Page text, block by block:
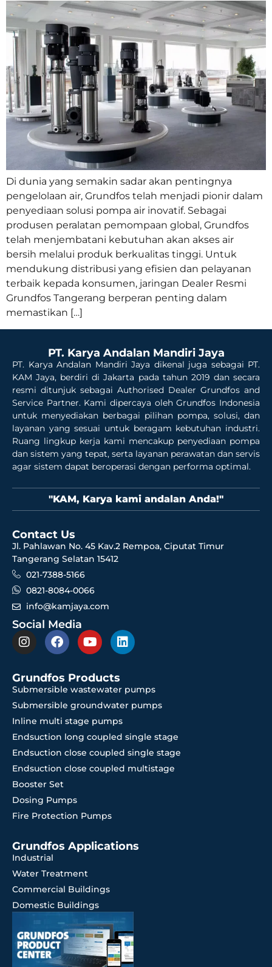
Di dunia yang semakin sadar akan pentingnya
pengelolaan air, Grundfos telah menjadi pionir dalam
penyediaan solusi pompa air inovatif. Sebagai
produsen peralatan pemompaan global, Grundfos
telah menjembatani kebutuhan akan akses air
bersih melalui produk berkualitas tinggi. Untuk
mendukung distribusi yang efisien dan pelayanan
terbaik kepada konsumen, jaringan Dealer Resmi
Grundfos Tangerang berperan penting dalam
memastikan […]
PT. Karya Andalan Mandiri Jaya
PT. Karya Andalan Mandiri Jaya dikenal juga sebagai PT.
KAM Jaya, berdiri di Jakarta pada tahun 2019 dan secara
resmi ditunjuk sebagai Authorised Dealer Grundfos and
Service Partner. Kami dipercaya oleh Grundfos Indonesia
untuk menyediakan berbagai pilihan pompa, solusi, dan
layanan yang sesuai untuk beragam kebutuhan industri.
Ruang lingkup kerja kami mencakup penyediaan pompa
dan sistem yang tepat, serta layanan perawatan dan servis
agar sistem dapat beroperasi dengan performa optimal.
"KAM, Karya kami andalan Anda!"
Contact Us
Jl. Pahlawan No. 45 Kav.2 Rempoa, Ciputat Timur
Tangerang Selatan 15412
021-7388-5166
0821-8084-0066
info@kamjaya.com
Social Media
Grundfos Products
Submersible wastewater pumps
Submersible groundwater pumps
Inline multi stage pumps
Endsuction long coupled single stage
Endsuction close coupled single stage
Endsuction close coupled multistage
Booster Set
Dosing Pumps
Fire Protection Pumps
Grundfos Applications
Industrial
Water Treatment
Commercial Buildings
Domestic Buildings